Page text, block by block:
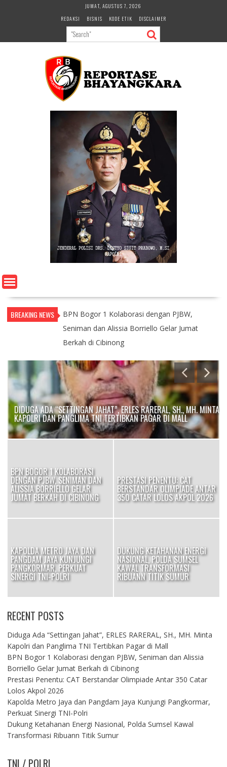
JUMAT, AGUSTUS 7, 2026
REDAKSI
BISNIS KODE ETIK DISCLAIMER
BREAKING NEWS
BPN Bogor 1 Kolaborasi dengan PJBW,
Seniman dan Alissia Borriello Gelar Jumat
Berkah di Cibinong
DIDUGA ADA “SETTINGAN JAHAT”, ERLES RARERAL, SH., MH. MINTA
KAPOLRI DAN PANGLIMA TNI TERTIBKAN PAGAR DI MALL
BPN BOGOR 1 KOLABORASI
DENGAN PJBW, SENIMAN DAN
ALISSIA BORRIELLO GELAR
JUMAT BERKAH DI CIBINONG
PRESTASI PENENTU: CAT
BERSTANDAR OLIMPIADE ANTAR
350 CATAR LOLOS AKPOL 2026
KAPOLDA METRO JAYA DAN
PANGDAM JAYA KUNJUNGI
PANGKORMAR, PERKUAT
SINERGI TNI-POLRI
DUKUNG KETAHANAN ENERGI
NASIONAL, POLDA SUMSEL
KAWAL TRANSFORMASI
RIBUANN TITIK SUMUR
RECENT POSTS
Diduga Ada “Settingan Jahat”, ERLES RARERAL, SH., MH. Minta
Kapolri dan Panglima TNI Tertibkan Pagar di Mall
BPN Bogor 1 Kolaborasi dengan PJBW, Seniman dan Alissia
Borriello Gelar Jumat Berkah di Cibinong
Prestasi Penentu: CAT Berstandar Olimpiade Antar 350 Catar
Lolos Akpol 2026
Kapolda Metro Jaya dan Pangdam Jaya Kunjungi Pangkormar,
Perkuat Sinergi TNI-Polri
Dukung Ketahanan Energi Nasional, Polda Sumsel Kawal
Transformasi Ribuann Titik Sumur
TNI / POLRI